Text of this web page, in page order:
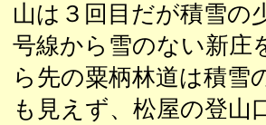
山は３回目だが積雪の
号線から雪のない新庄
ら先の粟柄林道は積雪
も見えず、松屋の登山